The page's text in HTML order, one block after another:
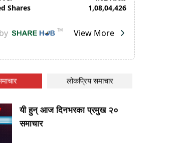
लोकप्रिय समाचार
यी हुन् आज दिनभरका प्रमुख २०
समाचार